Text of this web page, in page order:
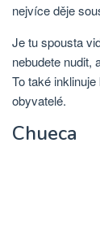
nejvíce děje
Je tu spousta
nebudete nudit,
To také
obyvatelé.
Chueca